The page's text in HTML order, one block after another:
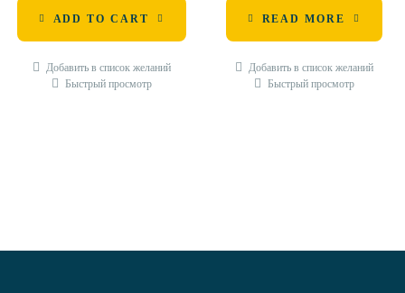
ADD TO CART
Добавить в список желаний
Быстрый просмотр
READ MORE
Добавить в список желаний
Быстрый просмотр